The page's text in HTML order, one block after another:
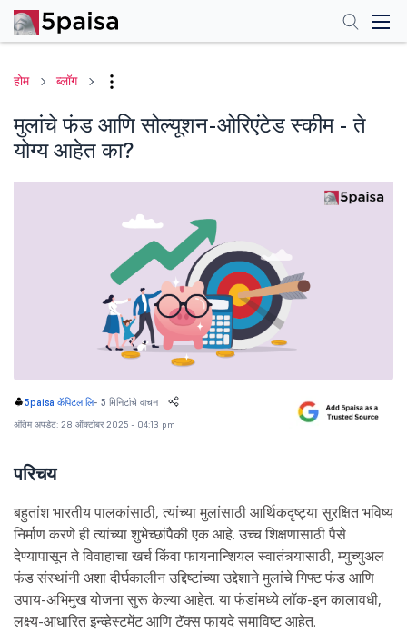
होम ब्लॉग
मुलांचे फंड आणि सोल्यूशन-ओरिएंटेड स्कीम - ते
योग्य आहेत का?
5paisa कॅपिटल लि- 5 मिनिटांचे वाचन
अंतिम अपडेट: 28 ऑक्टोबर 2025 - 04:13 pm
परिचय
बहुतांश भारतीय पालकांसाठी, त्यांच्या मुलांसाठी आर्थिकदृष्ट्या सुरक्षित भविष्य
निर्माण करणे ही त्यांच्या शुभेच्छांपैकी एक आहे. उच्च शिक्षणासाठी पैसे
देण्यापासून ते विवाहाचा खर्च किंवा फायनान्शियल स्वातंत्र्यासाठी, म्युच्युअल
फंड संस्थांनी अशा दीर्घकालीन उद्दिष्टांच्या उद्देशाने मुलांचे गिफ्ट फंड आणि
उपाय-अभिमुख योजना सुरू केल्या आहेत. या फंडांमध्ये लॉक-इन कालावधी,
लक्ष्य-आधारित इन्व्हेस्टमेंट आणि टॅक्स फायदे समाविष्ट आहेत.